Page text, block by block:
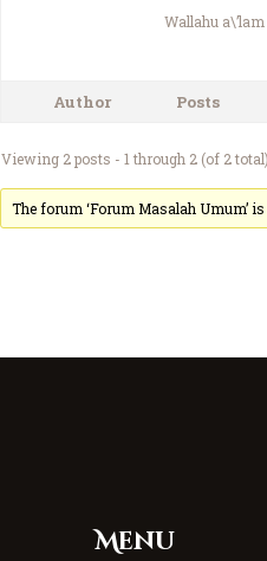
Wallahu a\’lam
Author Posts
Viewing 2 posts - 1 through 2 (of 2 total)
The forum ‘Forum Masalah Umum’
Menu